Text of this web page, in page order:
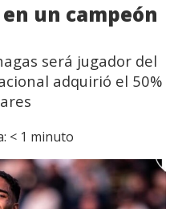
un campeón
será jugador del
adquirió el 50%
< 1 minuto